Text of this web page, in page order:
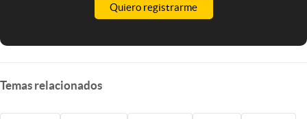
Quiero registrarme
Temas relacionados